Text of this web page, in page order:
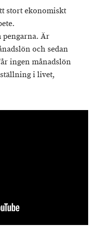
stort ekonomiskt
pengarna. Är
och sedan
ingen månadslön
i livet,